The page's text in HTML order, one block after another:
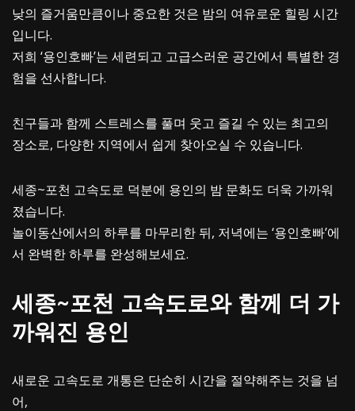
낮의 즐거움만큼이나 중요한 것은 밤의 여유로운 힐링 시간
입니다.
저희 ‘용인호빠’는 세련되고 고급스러운 공간에서 특별한 경
험을 선사합니다.
친구들과 함께 스트레스를 풀며 웃고 즐길 수 있는 최고의
장소로, 다양한 지역에서 쉽게 찾아오실 수 있습니다.
세종~포천 고속도로 덕분에 용인의 밤 문화도 더욱 가까워
졌습니다.
놀이동산에서의 하루를 마무리한 뒤, 저녁에는 ‘용인호빠’에
서 완벽한 하루를 완성해보세요.
세종~포천 고속도로와 함께 더 가
까워진 용인
새로운 고속도로 개통은 단순히 시간을 절약해주는 것을 넘
어,